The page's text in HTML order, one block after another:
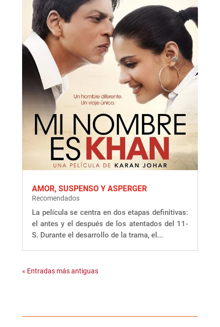
AMOR, SUSPENSO Y ASPERGER
Recomendados
La película se centra en dos etapas definitivas:
el antes y el después de los atentados del 11-
S. Durante el desarrollo de la trama, el...
« Entradas más antiguas